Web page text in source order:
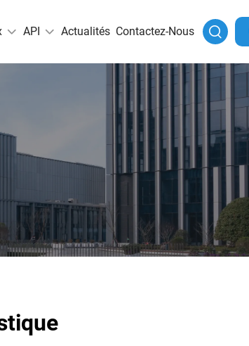
API Actualités Contactez-Nous